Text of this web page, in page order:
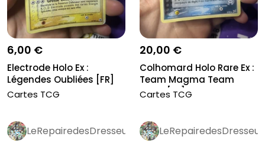
6,00 €
Electrode Holo Ex :
Légendes Oubliées [FR]
Cartes TCG
20,00 €
Colhomard Holo Rare Ex :
Team Magma Team
Aqua [FR]
Cartes TCG
LeRepairedesDresseurs